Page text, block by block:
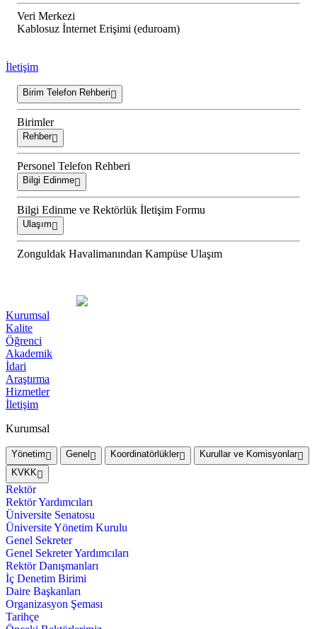
Veri Merkezi
Kablosuz İnternet Erişimi (eduroam)
İletişim
Birim Telefon Rehberi
Birimler
Rehber
Personel Telefon Rehberi
Bilgi Edinme
Bilgi Edinme ve Rektörlük İletişim Formu
Ulaşım
Zonguldak Havalimanından Kampüse Ulaşım
Kurumsal
Kalite
Öğrenci
Akademik
İdari
Araştırma
Hizmetler
İletişim
Kurumsal
Yönetim Genel Koordinatörlükler
Kurullar ve Komisyonlar
KVKK
Rektör
Rektör Yardımcıları
Üniversite Senatosu
Üniversite Yönetim Kurulu
Genel Sekreter
Genel Sekreter Yardımcıları
Rektör Danışmanları
İç Denetim Birimi
Daire Başkanları
Organizasyon Şeması
Tarihçe